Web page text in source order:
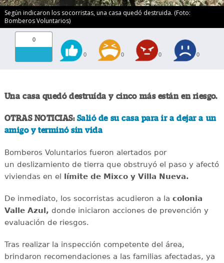
Según indicaron los socorristas, una casa quedó destruida. (Foto:
Bomberos Voluntarios)
0
0 0 0 0
Una casa quedó destruída y cinco más están en riesgo.
OTRAS NOTICIAS: Salió de su casa para ir a dejar a un
amigo y terminó sin vida
Bomberos Voluntarios fueron alertados por
un deslizamiento de tierra que obstruyó el paso y afectó
viviendas en el límite de Mixco y Villa Nueva.
De inmediato, los socorristas acudieron a la colonia
Valle Azul, donde iniciaron acciones de prevención y
evaluación de riesgos.
Tras realizar la inspección competente del área,
brindaron recomendaciones a las familias afectadas, ya